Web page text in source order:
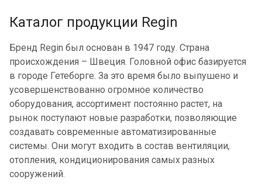
Каталог продукции Regin
Бренд Regin был основан в 1947 году. Страна
происхождения – Швеция. Головной офис базируется
в городе Гетеборге. За это время было выпушено и
усовершенствованно огромное количество
оборудования, ассортимент постоянно растет, на
рынок поступают новые разработки, позволяющие
создавать современные автоматизированные
системы. Они могут входить в состав вентиляции,
отопления, кондиционирования самых разных
сооружений.